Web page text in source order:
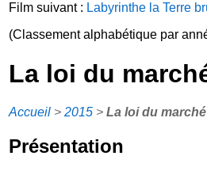
Film suivant : Labyrinthe la Terre
(Classement alphabétique par
La loi du
Accueil >2015 >La loi du marché
Présentation